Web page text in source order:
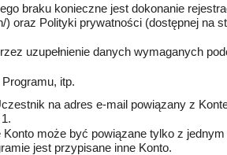
braku konieczne jest dokonanie
) oraz Polityki prywatności (dostępnej na
uzupełnienie danych wymaganych
itp.
na adres e-mail powiązany z
może być powiązane tylko z
jest przypisane inne Konto.